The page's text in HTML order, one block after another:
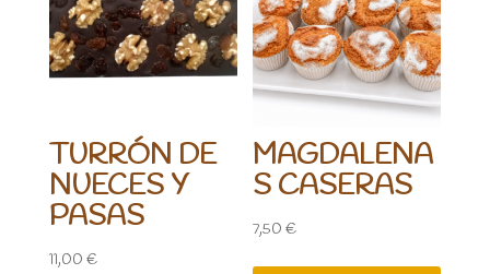
TURRÓN DE
NUECES Y
PASAS
11,00 €
MAGDALENA
S CASERAS
7,50€